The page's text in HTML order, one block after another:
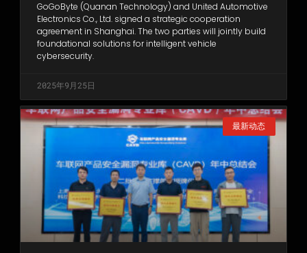
GoGoByte (Quanan Technology) and United Automotive
Electronics Co., Ltd. signed a strategic cooperation
agreement in Shanghai. The two parties will jointly build
foundational solutions for intelligent vehicle
cybersecurity.
2025年9月25日
最新动态